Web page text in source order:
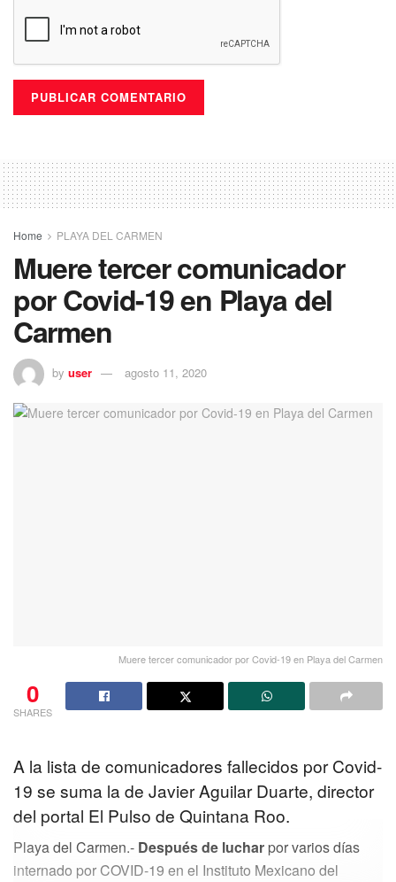
Home PLAYA DEL CARMEN
Muere tercer comunicador
por Covid-19 en Playa del
Carmen
by user agosto 11, 2020
Muere tercer comunicador por Covid-19 en Playa del Carmen
0
SHARES
A la lista de comunicadores fallecidos por Covid-
19 se suma la de Javier Aguilar Duarte, director
del portal El Pulso de Quintana Roo.
Playa del Carmen.- Después de luchar por varios días
internado por COVID-19 en el Instituto Mexicano del